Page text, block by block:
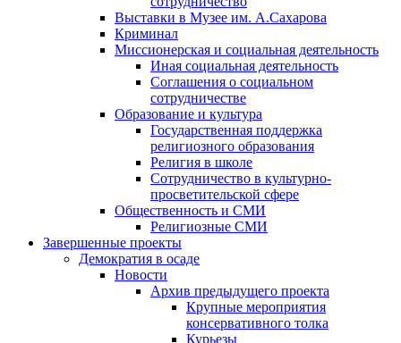
Выставки в Музее им. А.Сахарова
Криминал
Миссионерская и социальная деятельность
Иная социальная деятельность
Соглашения о социальном
сотрудничестве
Образование и культура
Государственная поддержка
религиозного образования
Религия в школе
Сотрудничество в культурно-
просветительской сфере
Общественность и СМИ
Религиозные СМИ
Завершенные проекты
Демократия в осаде
Новости
Архив предыдущего проекта
Крупные мероприятия
консервативного толка
Курьезы